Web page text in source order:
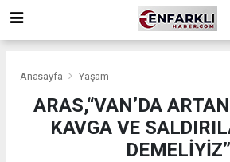
Anasayfa Yaşam
ARAS,“VAN’DA
KAVGA VE
DEMELİYİZ”